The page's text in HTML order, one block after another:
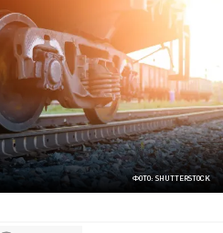
ФОТО: SHUTTERSTOCK